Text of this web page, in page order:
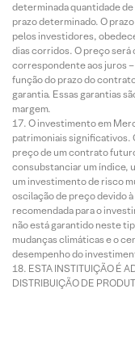
determinada quantidade de
prazo determinado. O
pelos investidores,
dias corridos. O preço será
correspondente aos juros
função do prazo do
garantia. Essas garantias
margem.
O investimento em
patrimoniais significativos.
preço de um contrato
consubstanciar um índice,
um investimento de risco
oscilação de preço devido
recomendada para o
não está garantido neste
mudanças climáticas e o
desempenho do
ESTA INSTITUIÇÃO É
DISTRIBUIÇÃO DE